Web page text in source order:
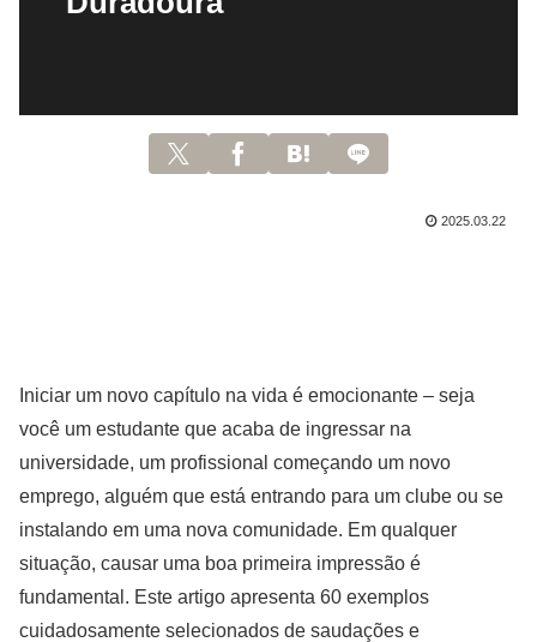
2025.03.22
Iniciar um novo capítulo na vida é emocionante – seja
você um estudante que acaba de ingressar na
universidade, um profissional começando um novo
emprego, alguém que está entrando para um clube ou se
instalando em uma nova comunidade. Em qualquer
situação, causar uma boa primeira impressão é
fundamental. Este artigo apresenta 60 exemplos
cuidadosamente selecionados de saudações e